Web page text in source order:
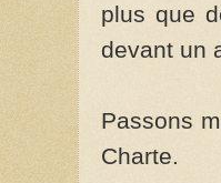
plus que
devant un
Passons
Charte.